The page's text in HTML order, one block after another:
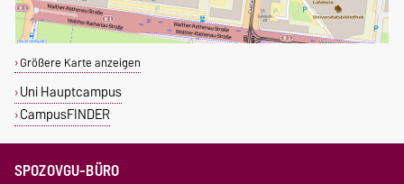
Größere Karte anzeigen
Uni Hauptcampus
CampusFINDER
SPOZOVGU-BÜRO